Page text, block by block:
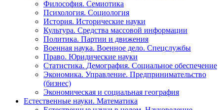
Философия. Семиотика
Психология. Социология
История. Исторические науки
Культура. Средства массовой информации
Политика. Партии и движения
Военная наука. Военное дело. Спецслужбы
Право. Юридические науки
Статистика. Демография. Социальное обеспечение
Экономика. Управление. Предпринимательство
(бизнес)
Экономическая и социальная география
Естественные науки. Математика